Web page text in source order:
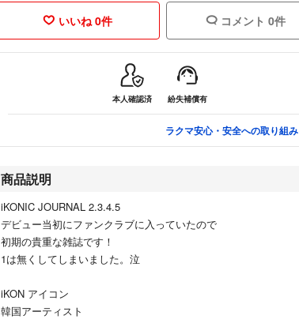
いいね 0件 コメント 0件
本人確認済 紛失補償有
ラクマ安心・安全への取り組み
商品説明
iKONIC JOURNAL 2.3.4.5
デビュー当初にファンクラブに入っていたので
初期の貴重な雑誌です！
1は無くしてしまいました。泣
iKON アイコン
韓国アーティスト